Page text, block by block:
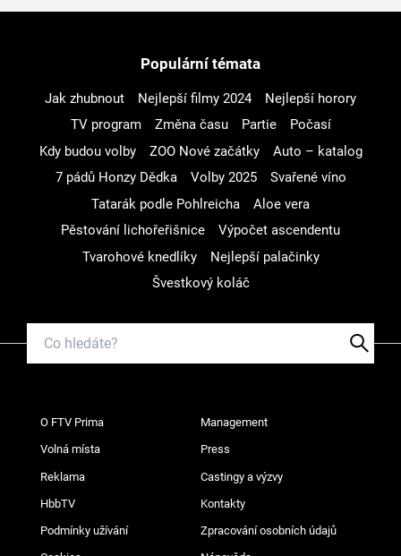
Populární témata
Jak zhubnout Nejlepší filmy 2024
Nejlepší horory
TV program
Změna času Partie
Počasí
Kdy budou volby
ZOO Nové začátky
Auto – katalog
7 pádů Honzy Dědka
Volby 2025
Svařené víno
Tatarák podle Pohlreicha
Aloe vera
Pěstování lichořeřišnice
Výpočet ascendentu
Tvarohové knedlíky
Nejlepší palačinky
Švestkový koláč
O FTV Prima Management
Volná místa Press
Reklama Castingy a výzvy
HbbTV Kontakty
Podmínky užívání Zpracování osobních údajů